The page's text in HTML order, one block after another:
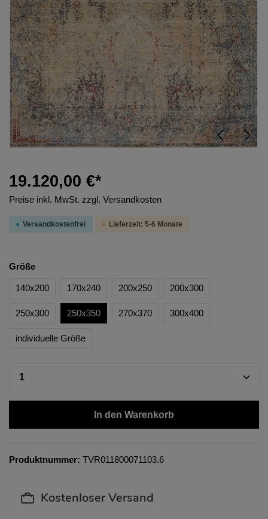
19.120,00 €*
Preise inkl. MwSt. zzgl. Versandkosten
Versandkostenfrei Lieferzeit: 5-6 Monate
Größe
140x200 170x240 200x250 200x300
250x300 250x350 270x370 300x400
individuelle Größe
In den Warenkorb
Produktnummer: TVR011800071103.6
Kostenloser Versand